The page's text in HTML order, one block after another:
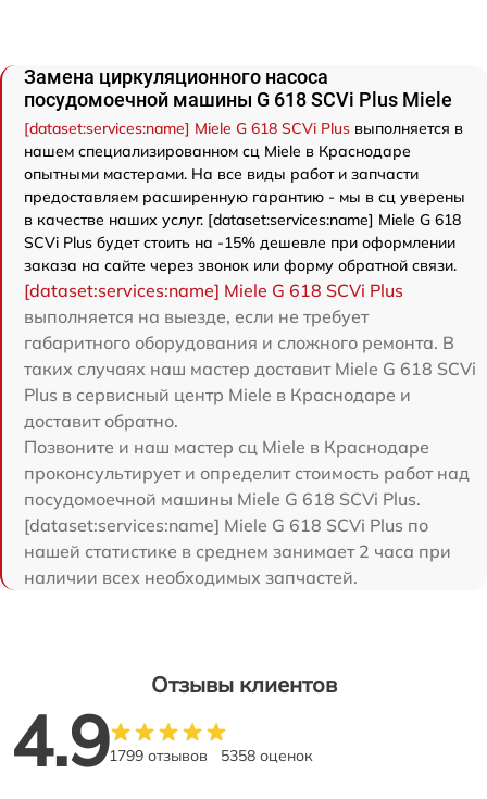
Замена циркуляционного насоса
посудомоечной машины G 618 SCVi Plus Miele
[dataset:services:name] Miele G 618 SCVi Plus выполняется в
нашем специализированном сц Miele в Краснодаре
опытными мастерами. На все виды работ и запчасти
предоставляем расширенную гарантию - мы в сц уверены
в качестве наших услуг. [dataset:services:name] Miele G 618
SCVi Plus будет стоить на -15% дешевле при оформлении
заказа на сайте через звонок или форму обратной связи.
[dataset:services:name] Miele G 618 SCVi Plus
выполняется на выезде, если не требует
габаритного оборудования и сложного ремонта. В
таких случаях наш мастер доставит Miele G 618 SCVi
Plus в сервисный центр Miele в Краснодаре и
доставит обратно.
Позвоните и наш мастер сц Miele в Краснодаре
проконсультирует и определит стоимость работ над
посудомоечной машины Miele G 618 SCVi Plus.
[dataset:services:name] Miele G 618 SCVi Plus по
нашей статистике в среднем занимает 2 часа при
наличии всех необходимых запчастей.
Отзывы клиентов
4.91799 отзывов 5358 оценок